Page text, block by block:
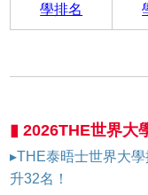
學排名
▮ 2026THE世界大
▸THE泰晤士世界大
升32名！